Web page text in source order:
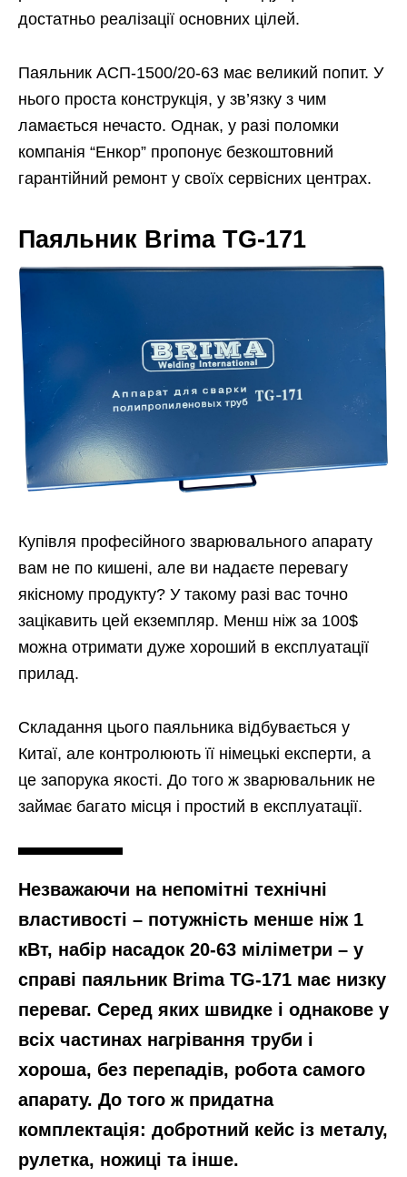
достатньо реалізації основних цілей.
Паяльник АСП-1500/20-63 має великий попит. У
нього проста конструкція, у зв’язку з чим
ламається нечасто. Однак, у разі поломки
компанія “Енкор” пропонує безкоштовний
гарантійний ремонт у своїх сервісних центрах.
Паяльник Brima TG-171
Купівля професійного зварювального апарату
вам не по кишені, але ви надаєте перевагу
якісному продукту? У такому разі вас точно
зацікавить цей екземпляр. Менш ніж за 100$
можна отримати дуже хороший в експлуатації
прилад.
Складання цього паяльника відбувається у
Китаї, але контролюють її німецькі експерти, а
це запорука якості. До того ж зварювальник не
займає багато місця і простий в експлуатації.
Незважаючи на непомітні технічні
властивості – потужність менше ніж 1
кВт, набір насадок 20-63 міліметри – у
справі паяльник Brima TG-171 має низку
переваг. Серед яких швидке і однакове у
всіх частинах нагрівання труби і
хороша, без перепадів, робота самого
апарату. До того ж придатна
комплектація: добротний кейс із металу,
рулетка, ножиці та інше.